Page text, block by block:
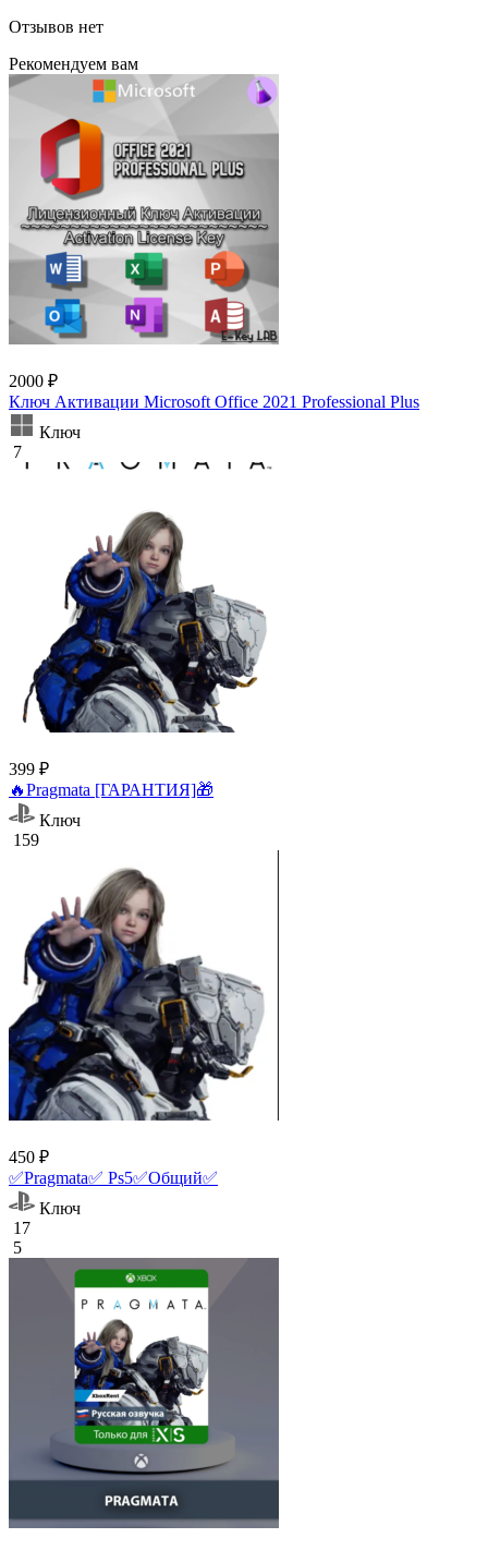
Отзывов нет
Рекомендуем вам
2000 ₽
Ключ Активации Microsoft Office 2021 Professional Plus
Ключ
7
399 ₽
🔥Pragmata [ГАРАНТИЯ]🎁
Ключ
159
450 ₽
✅Pragmata✅ Ps5✅Общий✅
Ключ
17
5